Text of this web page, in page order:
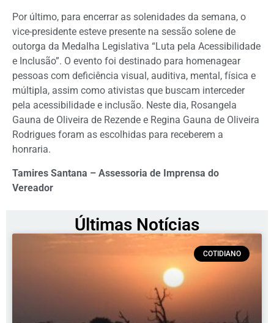
Por último, para encerrar as solenidades da semana, o
vice-presidente esteve presente na sessão solene de
outorga da Medalha Legislativa “Luta pela Acessibilidade
e Inclusão”. O evento foi destinado para homenagear
pessoas com deficiência visual, auditiva, mental, física e
múltipla, assim como ativistas que buscam interceder
pela acessibilidade e inclusão. Neste dia, Rosangela
Gauna de Oliveira de Rezende e Regina Gauna de Oliveira
Rodrigues foram as escolhidas para receberem a
honraria.
Tamires Santana – Assessoria de Imprensa do
Vereador
Últimas Notícias
COTIDIANO